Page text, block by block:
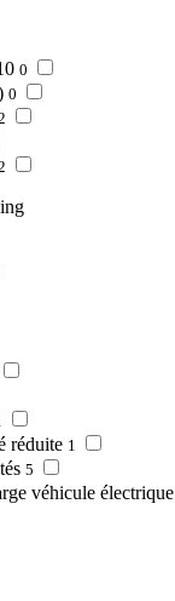
0
0
réduite 1
5
véhicule électrique